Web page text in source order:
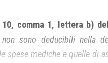
comma 1, lettera b)
sono deducibili nella
spese mediche e quelle di